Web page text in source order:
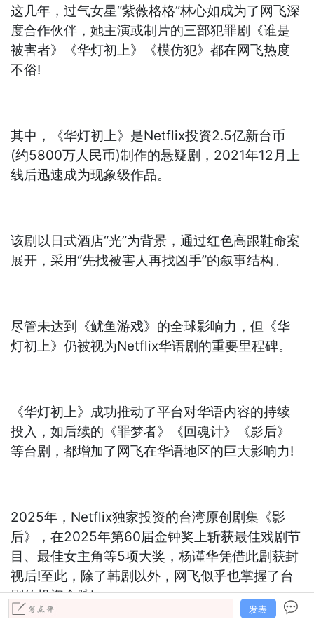
这几年，过气女星“紫薇格格”林心如成为了网飞深
度合作伙伴，她主演或制片的三部犯罪剧《谁是
被害者》《华灯初上》《模仿犯》都在网飞热度
不俗!
其中，《华灯初上》是Netflix投资2.5亿新台币
(约5800万人民币)制作的悬疑剧，2021年12月上
线后迅速成为现象级作品。
该剧以日式酒店“光”为背景，通过红色高跟鞋命案
展开，采用“先找被害人再找凶手”的叙事结构。
尽管未达到《鱿鱼游戏》的全球影响力，但《华
灯初上》仍被视为Netflix华语剧的重要里程碑。
《华灯初上》成功推动了平台对华语内容的持续
投入，如后续的《罪梦者》《回魂计》《影后》
等台剧，都增加了网飞在华语地区的巨大影响力!
2025年，Netflix独家投资的台湾原创剧集《影
后》，在2025年第60届金钟奖上斩获最佳戏剧节
目、最佳女主角等5项大奖，杨谨华凭借此剧获封
视后!至此，除了韩剧以外，网飞似乎也掌握了台
剧的投资命脉!
发表